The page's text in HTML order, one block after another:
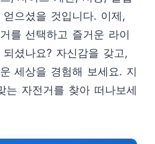
으셨을 것입니다. 이제,
를 선택하고 즐거운 라이
셨나요? 자신감을 갖고,
세상을 경험해 보세요. 지
는 자전거를 찾아 떠나보세